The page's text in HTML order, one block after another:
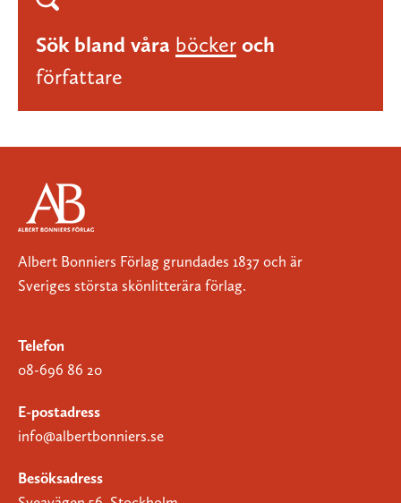
Sök bland våra böcker och
författare
Albert Bonniers Förlag grundades 1837 och är
Sveriges största skönlitterära förlag.
Telefon
08-696 86 20
E-postadress
info@albertbonniers.se
Besöksadress